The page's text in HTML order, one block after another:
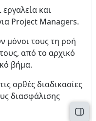
εργαλεία και
Project Managers.
μόνοι τους τη ροή
από το αρχικό
βήμα.
ορθές διαδικασίες
διασφάλισης